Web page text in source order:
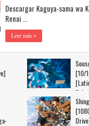
Descargar Kaguya-sama wa
Renai …
Leer más »
[10/